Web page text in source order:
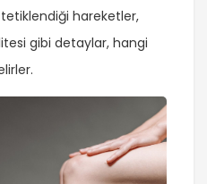
tetiklendiği hareketler,
gibi detaylar, hangi